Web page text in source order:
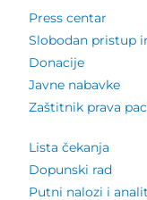
Press centar
Slobodan pristup
Donacije
Javne nabavke
Zaštitnik prava
Lista čekanja
Dopunski rad
Putni nalozi i